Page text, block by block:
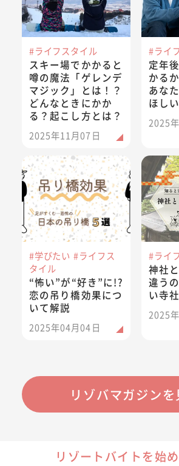
#ライフスタイル
スキー場でかかると
噂の魔法「ゲレンデ
マジック」とは！？
どんなときにかか
る？起こし方とは？
2025年11月07日
#ライ
定年
かる
あな
ほし
2025
“怖い”が“好き”に!?恋の吊り橋効果に
#学びたい #ライフス
タイル
“怖い”が“好き”に!?
恋の吊り橋効果につ
いて解説
2025年04月04日
神社と
#ライ
神社
違う
い寺
2025
リゾバマガジンを
リゾートバイトを始